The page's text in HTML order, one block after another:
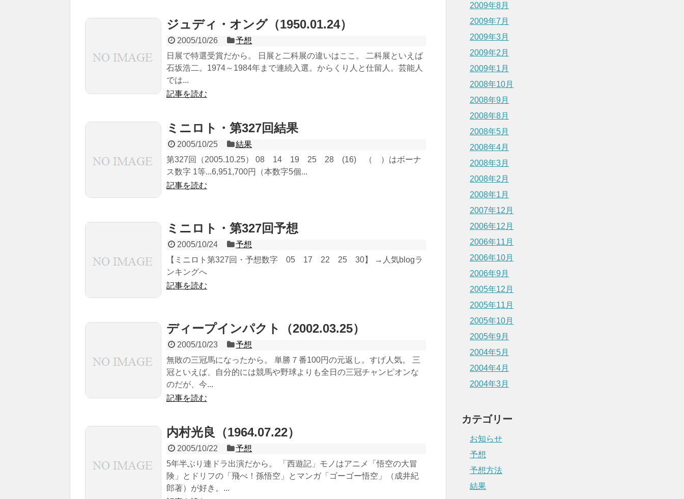
ジュディ・オング（1950.01.24）
2005/10/26
予想
日展で特選受賞だから。 日展と二科展の違いはここ。 二科展といえば
石坂浩二。1974～1984年まで連続入選。からくり人と仕留人。芸能人
では...
記事を読む
ミニロト・第327回結果
2005/10/25
結果
第327回（2005.10.25） 08 14 19 25 28 (16) （ ）はボーナ
ス数字 1等...6,951,700円（本数字5個...
記事を読む
ミニロト・第327回予想
2005/10/24
予想
【ミニロト第327回・予想数字 05 17 22 25 30】 →人気blogラ
ンキングへ
記事を読む
ディープインパクト（2002.03.25）
2005/10/23
予想
無敗の三冠馬になったから。 単勝７番100円の元返し。すげ人気。 三
冠といえば、自分的には競馬や野球よりも全日の三冠チャンピオンな
のだが、今...
記事を読む
内村光良（1964.07.22）
2005/10/22
予想
5年半ぶり連ドラ出演だから。 「西遊記」モノはアニメ「悟空の大冒
険」とドリフの「飛べ！孫悟空」とマンガ「ゴーゴー悟空」（成井紀
郎著）が好き。...
2009年8月
2009年7月
2009年3月
2009年2月
2009年1月
2008年10月
2008年9月
2008年8月
2008年5月
2008年4月
2008年3月
2008年2月
2008年1月
2007年12月
2006年12月
2006年11月
2006年10月
2006年9月
2005年12月
2005年11月
2005年10月
2005年9月
2004年5月
2004年4月
2004年3月
カテゴリー
お知らせ
予想
予想方法
結果